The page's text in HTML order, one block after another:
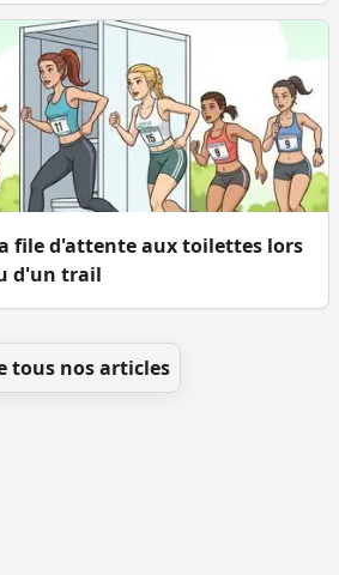
file d'attente aux toilettes lors
d'un trail
tous nos articles